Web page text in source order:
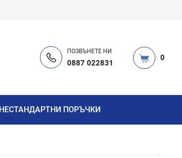
ПОЗВЪНЕТЕ НИ
0887 022831
0
НЕСТАНДАРТНИ ПОРЪЧКИ